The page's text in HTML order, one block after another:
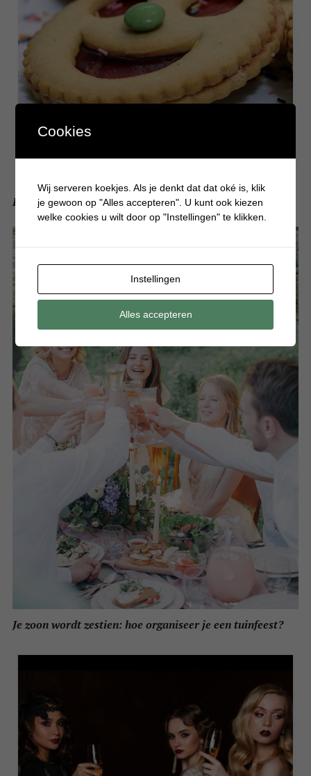
Redenen om een kinderfeestje buitenshuis te vieren
Je zoon wordt zestien: hoe organiseer je een tuinfeest?
Cookies
Wij serveren koekjes. Als je denkt dat dat oké is, klik
je gewoon op "Alles accepteren". U kunt ook kiezen
welke cookies u wilt door op "Instellingen" te klikken.
Instellingen
Alles accepteren